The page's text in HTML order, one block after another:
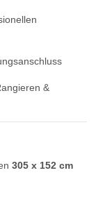
&
305 x 152 cm